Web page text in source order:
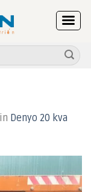
in Denyo 20 kva